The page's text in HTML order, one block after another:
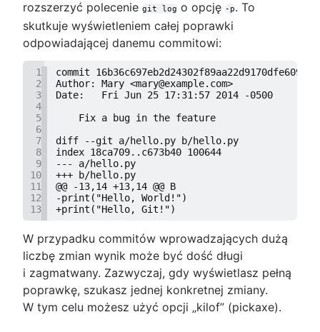
rozszerzyć polecenie git log o opcję -p. To
skutkuje wyświetleniem całej poprawki
odpowiadającej danemu commitowi:
1
commit
2
Author: Mary <mary@example.com>
3
Date:   Fri Jun 25 17:31:57 2014 -0500
4
5
    Fix a bug in the feature
6
7
diff --git a/hello.py b/hello.py
8
index 18ca709..c673b40 100644
9
--- a/hello.py
10
+++ b/hello.py
11
@@ -13,14 +13,14 @@ B
12
-print("Hello, World!")
13
+print("Hello, Git!")
W przypadku commitów wprowadzających dużą
liczbę zmian wynik może być dość długi
i zagmatwany. Zazwyczaj, gdy wyświetlasz pełną
poprawkę, szukasz jednej konkretnej zmiany.
W tym celu możesz użyć opcji „kilof” (pickaxe).